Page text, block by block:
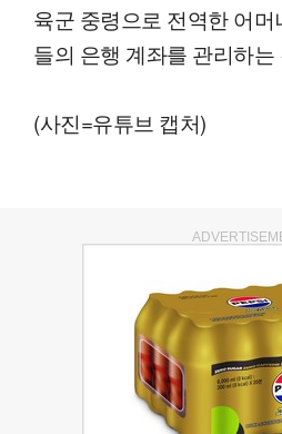
육군 중령으로 전역한 어
들의 은행 계좌를 관리하
(사진=유튜브 캡처)